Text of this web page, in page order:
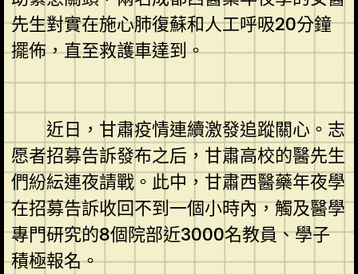
先生對實在施心肺復蘇和人工呼吸20分鐘
擺佈，直至救護車達到。
近日，甘肅疫情連續激發追蹤關心。志
愿者招募告訴發布之后，甘肅高校的醫先生
們紛紜連夜請戰。此中，甘肅西醫藥年夜學
在招募告訴收回不到一個小時內，觸及醫學
專門研究的8個院部近3000名教員、學子
積極報名。